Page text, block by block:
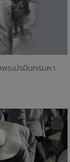
ระปรมินทรมหา